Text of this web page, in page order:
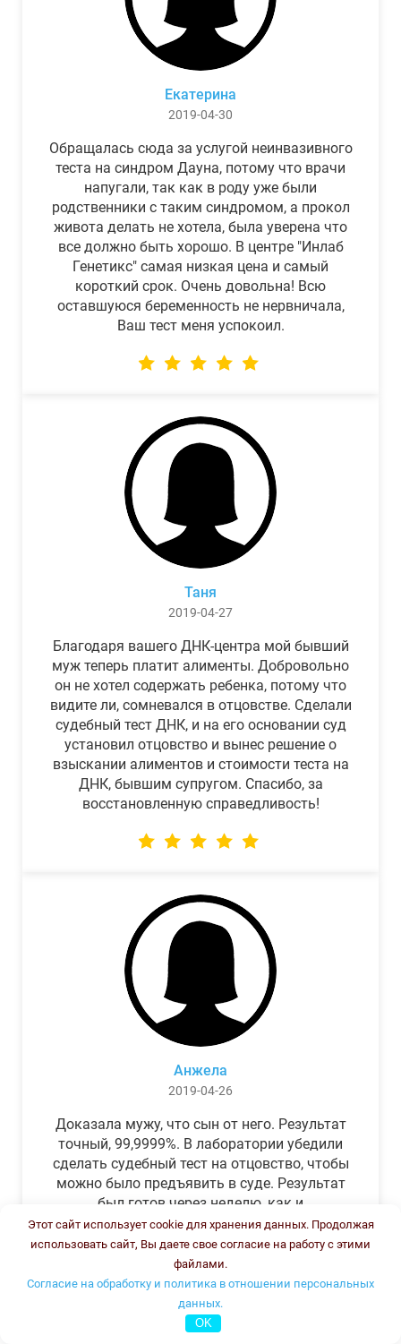
Екатерина
2019-04-30
Обращалась сюда за услугой неинвазивного
теста на синдром Дауна, потому что врачи
напугали, так как в роду уже были
родственники с таким синдромом, а прокол
живота делать не хотела, была уверена что
все должно быть хорошо. В центре "Инлаб
Генетикс" самая низкая цена и самый
короткий срок. Очень довольна! Всю
оставшуюся беременность не нервничала,
Ваш тест меня успокоил.
Таня
2019-04-27
Благодаря вашего ДНК-центра мой бывший
муж теперь платит алименты. Добровольно
он не хотел содержать ребенка, потому что
видите ли, сомневался в отцовстве. Сделали
судебный тест ДНК, и на его основании суд
установил отцовство и вынес решение о
взыскании алиментов и стоимости теста на
ДНК, бывшим супругом. Спасибо, за
восстановленную справедливость!
Анжела
2019-04-26
Доказала мужу, что сын от него. Результат
точный, 99,9999%. В лаборатории убедили
сделать судебный тест на отцовство, чтобы
можно было предъявить в суде. Результат
был готов через неделю, как и
обещали.Теперь муж бегает и извиняется.
Этот сайт использует cookie для хранения данных. Продолжая
использовать сайт, Вы даете свое согласие на работу с этими
файлами.
Согласие на обработку и политика в отношении персональных
данных.
OK